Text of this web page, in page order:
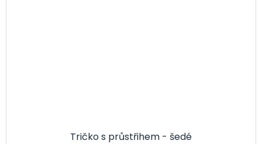
Tričko s průstřihem - šedé